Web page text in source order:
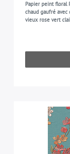
Papier peint floral
chaud gaufré
vieux rose vert